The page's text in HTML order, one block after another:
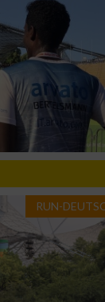
RUN-
Daten aus